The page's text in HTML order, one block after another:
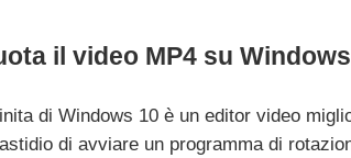
il video MP4 su
di Windows 10 è un editor video
di avviare un programma di